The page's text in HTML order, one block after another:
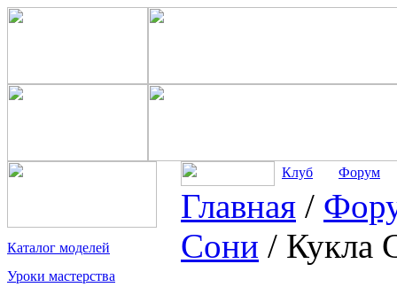
Каталог моделей
Уроки мастерства
Клуб Форум
Главная /
Сони / Кукла